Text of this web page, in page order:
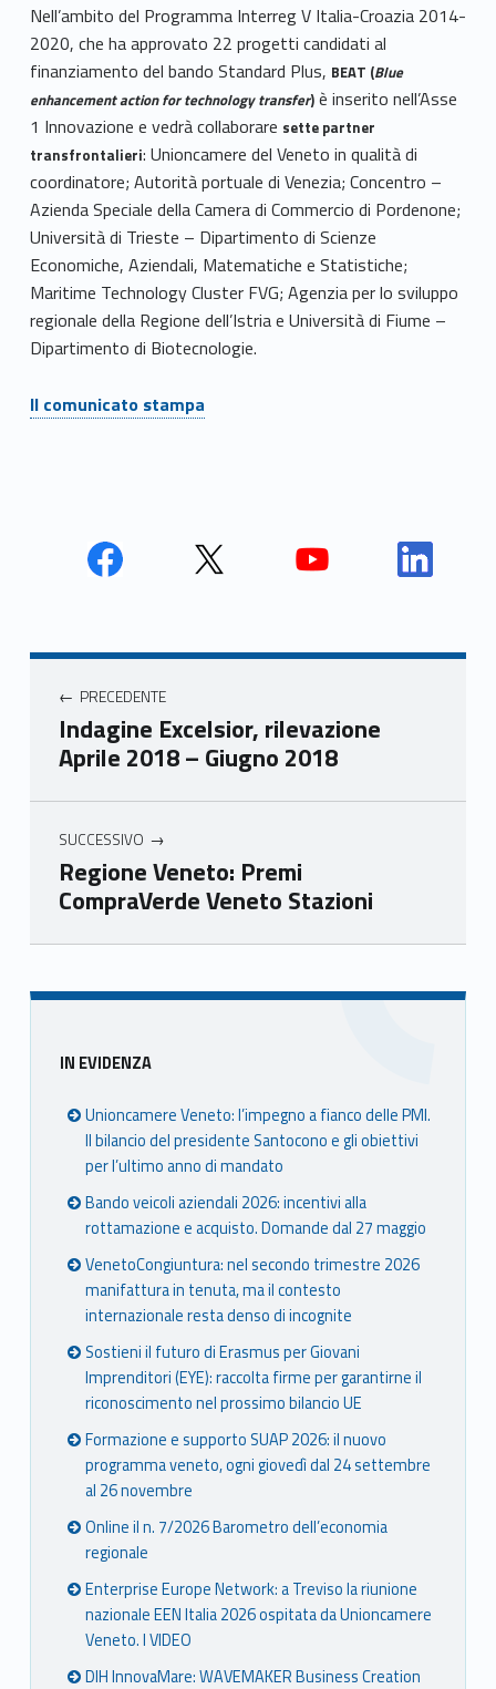
Nell’ambito del Programma Interreg V Italia-Croazia 2014-
2020, che ha approvato 22 progetti candidati al
finanziamento del bando Standard Plus, BEAT (Blue
enhancement action for technology transfer)è inserito nell’Asse
1 Innovazione e vedrà collaborare sette partner
transfrontalieri: Unioncamere del Veneto in qualità di
coordinatore; Autorità portuale di Venezia; Concentro –
Azienda Speciale della Camera di Commercio di Pordenone;
Università di Trieste – Dipartimento di Scienze
Economiche, Aziendali, Matematiche e Statistiche;
Maritime Technology Cluster FVG; Agenzia per lo sviluppo
regionale della Regione dell’Istria e Università di Fiume –
Dipartimento di Biotecnologie.
Il comunicato stampa
Unio
mer
e
Ven
Unio
e
Ven
Unio
e
Ven
Unio
Navigazione articoli
PRECEDENTE
Indagine Excelsior, rilevazione
Aprile 2018 – Giugno 2018
SUCCESSIVO
Regione Veneto: Premi
CompraVerde Veneto Stazioni
Skip back to main navigation
Sidebar
IN EVIDENZA
Unioncamere Veneto: l’impegno a fianco delle PMI.
Il bilancio del presidente Santocono e gli obiettivi
per l’ultimo anno di mandato
Bando veicoli aziendali 2026: incentivi alla
rottamazione e acquisto. Domande dal 27 maggio
VenetoCongiuntura: nel secondo trimestre 2026
manifattura in tenuta, ma il contesto
internazionale resta denso di incognite
Sostieni il futuro di Erasmus per Giovani
Imprenditori (EYE): raccolta firme per garantirne il
riconoscimento nel prossimo bilancio UE
Formazione e supporto SUAP 2026: il nuovo
programma veneto, ogni giovedì dal 24 settembre
al 26 novembre
Online il n. 7/2026 Barometro dell’economia
regionale
Enterprise Europe Network: a Treviso la riunione
nazionale EEN Italia 2026 ospitata da Unioncamere
Veneto. I VIDEO
DIH InnovaMare: WAVEMAKER Business Creation